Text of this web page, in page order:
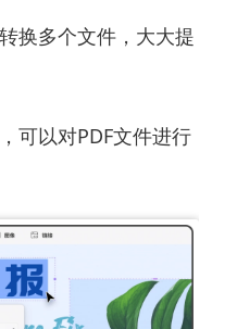
换多个文件，大大提
可以对PDF文件进行